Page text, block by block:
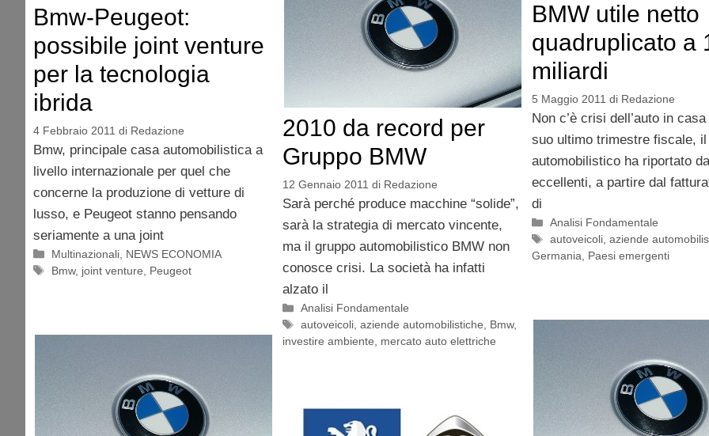
BMW utile netto
quadruplicato a
miliardi
5 Maggio 2011 di Redazione
Non c’è crisi dell’auto in
suo ultimo trimestre fiscale,
automobilistico ha riportato
eccellenti, a partire dal
di
Categorie
Analisi Fondamentale
Tag
autoveicoli,aziende
Germania, Paesi emergenti
Bmw-Peugeot:
possibile joint venture
per la tecnologia
ibrida
4 Febbraio 2011 di Redazione
Bmw, principale casa automobilistica a
livello internazionale per quel che
concerne la produzione di vetture di
lusso, e Peugeot stanno pensando
seriamente a una joint
Categorie
Multinazionali NEWS ECONOMIA
Tag
Bmw, joint venture Peugeot
2010 da record per
Gruppo BMW
12 Gennaio 2011 di Redazione
Sarà perché produce macchine “solide”,
sarà la strategia di mercato vincente,
ma il gruppo automobilistico BMW non
conosce crisi. La società ha infatti
alzato il
Categorie
Analisi Fondamentale
Tag
autoveicoli,aziende automobilistiche, Bmw,
investire ambiente, mercato auto elettriche